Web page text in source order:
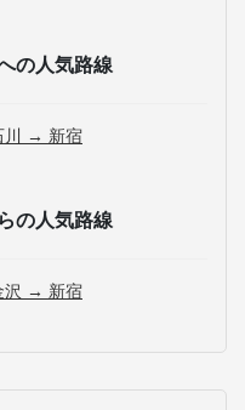
の人気路線
川 → 新宿
の人気路線
沢 → 新宿